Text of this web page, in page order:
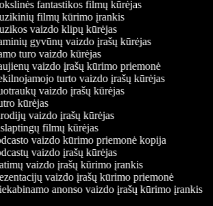
fantastikos filmų kūrėjas
filmų kūrimo įrankis
vaizdo klipų kūrėjas
gyvūnų vaizdo įrašų kūrėjas
turo vaizdo kūrėjas
vaizdo įrašų kūrimo priemonė
turto vaizdo įrašų kūrėjas
vaizdo įrašų kūrėjas
kūrėjas
vaizdo įrašų kūrėjas
filmų kūrėjas
vaizdo kūrimo priemonė kopija
vaizdo įrašų kūrėjas
vaizdo įrašų kūrimo įrankis
vaizdo įrašų kūrimo priemonė
anonso vaizdo įrašų kūrimo įrankis